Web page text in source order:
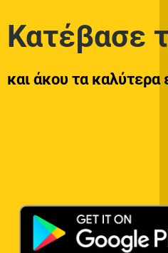
Κατέβασε
και άκου τα καλύτερα